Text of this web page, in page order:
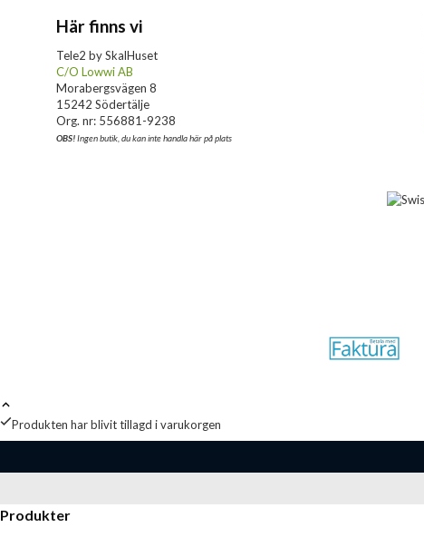
Här finns vi
Tele2 by SkalHuset
C/O Lowwi AB
Morabergsvägen 8
15242 Södertälje
Org. nr: 556881-9238
OBS!Ingen butik, du kan inte handla här på plats
Produkten har blivit tillagd i varukorgen
Produkter